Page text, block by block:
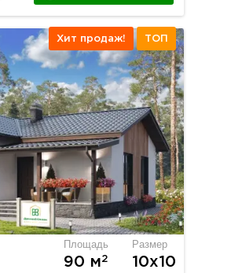
Хит продаж! ТОП
Площадь
90 м2
Размер
10х10